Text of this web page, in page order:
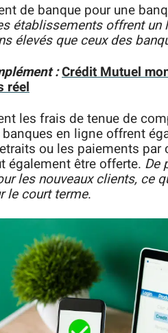
de banque pour une
établissements offrent
élevés que ceux des
:Crédit Mutuel
réel
les frais de tenue de
en ligne offrent
ou les paiements par
également être offerte. De
les nouveaux clients, ce
le court terme.